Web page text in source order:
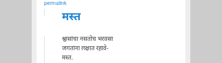
permalink
मस्त
श्वासांचा नसतोच भरवसा
जगतांना लक्षात रहावे-
मस्त.